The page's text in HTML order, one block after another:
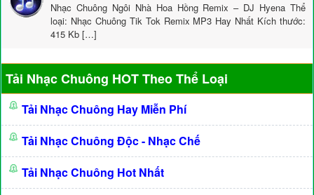
Nhạc Chuông Ngôi Nhà Hoa Hồng Remix – DJ Hyena Thể
loại: Nhạc Chuông Tik Tok Remix MP3 Hay Nhất Kích thước:
415 Kb […]
Tải Nhạc Chuông HOT Theo Thể Loại
Tải Nhạc Chuông Hay Miễn Phí
Tải Nhạc Chuông Độc - Nhạc Chế
Tải Nhạc Chuông Hot Nhất